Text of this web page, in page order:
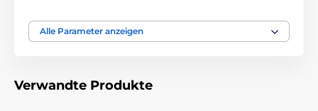
Thema
Alle Parameter anzeigen
Verwandte Produkte